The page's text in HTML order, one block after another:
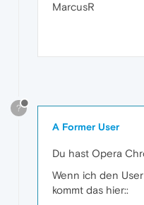
MarcusR
?
A Former User
Du hast Opera
Wenn ich den
kommt das hier::